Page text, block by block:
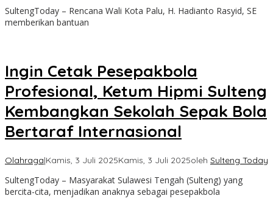
SultengToday – Rencana Wali Kota Palu, H. Hadianto Rasyid, SE
memberikan bantuan
Ingin Cetak Pesepakbola
Profesional, Ketum Hipmi Sulteng
Kembangkan Sekolah Sepak Bola
Bertaraf Internasional
Olahraga|Kamis, 3 Juli 2025Kamis, 3 Juli 2025oleh Sulteng Today
SultengToday – Masyarakat Sulawesi Tengah (Sulteng) yang
bercita-cita, menjadikan anaknya sebagai pesepakbola